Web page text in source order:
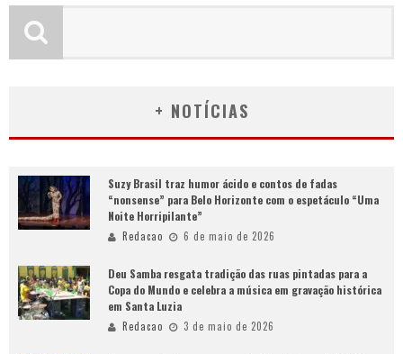
+ NOTÍCIAS
Suzy Brasil traz humor ácido e contos de fadas
“nonsense” para Belo Horizonte com o espetáculo “Uma
Noite Horripilante”
Redacao 6 de maio de 2026
Deu Samba resgata tradição das ruas pintadas para a
Copa do Mundo e celebra a música em gravação histórica
em Santa Luzia
Redacao 3 de maio de 2026